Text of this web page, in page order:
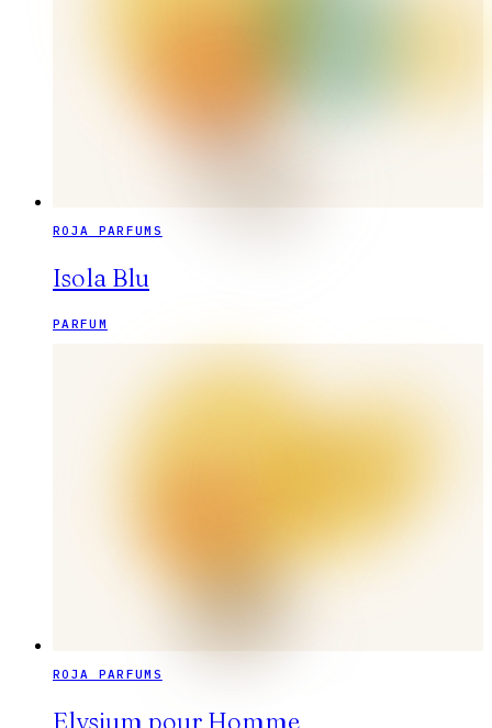
ROJA PARFUMS
Isola Blu
PARFUM
ROJA PARFUMS
Elysium pour Homme